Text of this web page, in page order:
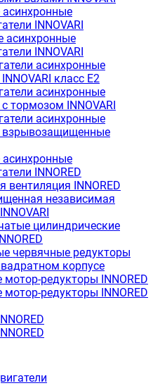
INNOVARI
асинхронные
INNOVARI
асинхронные
класс E2
асинхронные
тормозом INNOVARI
асинхронные
взрывозащищенные
INNORED
вентиляция INNORED
независимая
цилиндрические
червячные редукторы
корпусе
редукторы INNORED
редукторы INNORED